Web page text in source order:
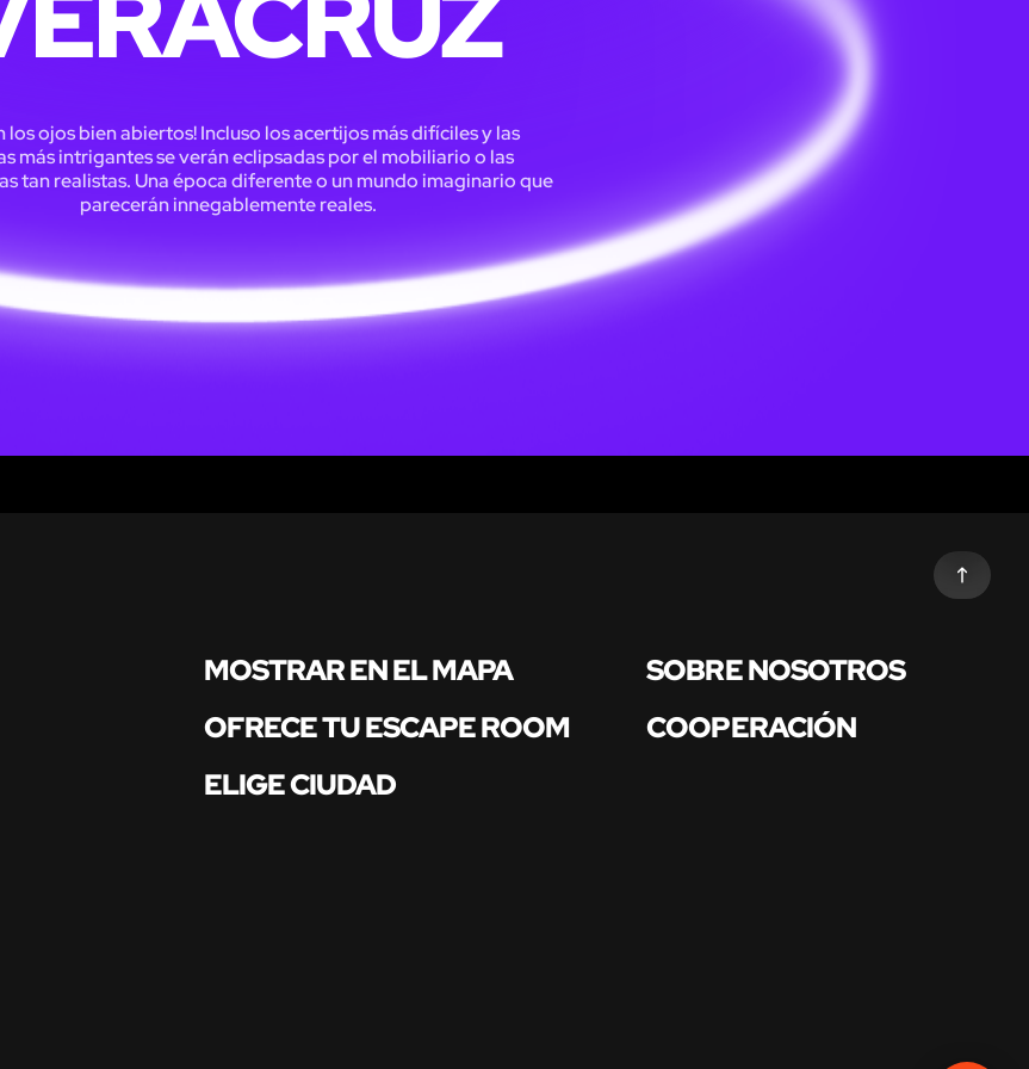
los ojos bien abiertos! Incluso los acertijos más difíciles y las
más intrigantes se verán eclipsadas por el mobiliario o las
tan realistas. Una época diferente o un mundo imaginario que
parecerán innegablemente reales.
MOSTRAR EN EL MAPA
SOBRE NOSOTROS
OFRECE TU ESCAPE ROOM
COOPERACIÓN
ELIGE CIUDAD